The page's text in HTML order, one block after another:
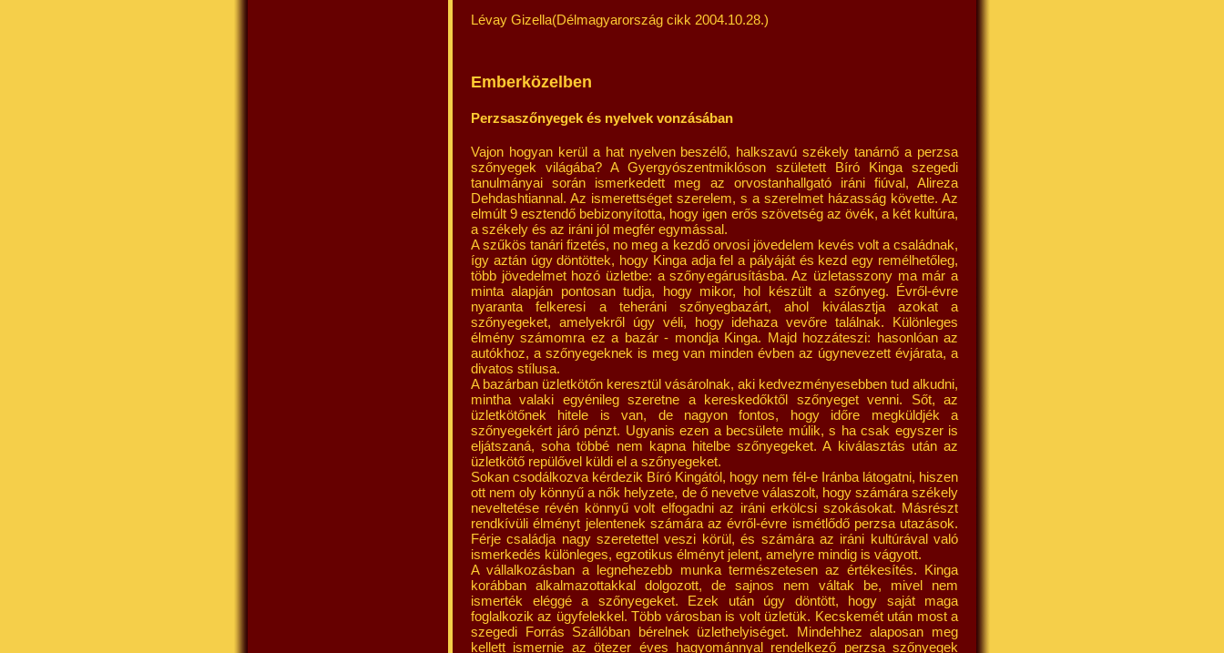
Lévay Gizella(Délmagyarország cikk 2004.10.28.)
Emberközelben
Perzsaszőnyegek és nyelvek vonzásában
Vajon hogyan kerül a hat nyelven beszélő, halkszavú székely tanárnő a perzsa
szőnyegek világába? A Gyergyószentmiklóson született Bíró Kinga szegedi
tanulmányai során ismerkedett meg az orvostanhallgató iráni fiúval, Alireza
Dehdashtiannal. Az ismerettséget szerelem, s a szerelmet házasság követte. Az
elmúlt 9 esztendő bebizonyította, hogy igen erős szövetség az övék, a két kultúra,
a székely és az iráni jól megfér egymással.
A szűkös tanári fizetés, no meg a kezdő orvosi jövedelem kevés volt a családnak,
így aztán úgy döntöttek, hogy Kinga adja fel a pályáját és kezd egy remélhetőleg,
több jövedelmet hozó üzletbe: a szőnyegárusításba. Az üzletasszony ma már a
minta alapján pontosan tudja, hogy mikor, hol készült a szőnyeg. Évről-évre
nyaranta felkeresi a teheráni szőnyegbazárt, ahol kiválasztja azokat a
szőnyegeket, amelyekről úgy véli, hogy idehaza vevőre találnak. Különleges
élmény számomra ez a bazár - mondja Kinga. Majd hozzáteszi: hasonlóan az
autókhoz, a szőnyegeknek is meg van minden évben az úgynevezett évjárata, a
divatos stílusa.
A bazárban üzletkötőn keresztül vásárolnak, aki kedvezményesebben tud alkudni,
mintha valaki egyénileg szeretne a kereskedőktől szőnyeget venni. Sőt, az
üzletkötőnek hitele is van, de nagyon fontos, hogy időre megküldjék a
szőnyegekért járó pénzt. Ugyanis ezen a becsülete múlik, s ha csak egyszer is
eljátszaná, soha többé nem kapna hitelbe szőnyegeket. A kiválasztás után az
üzletkötő repülővel küldi el a szőnyegeket.
Sokan csodálkozva kérdezik Bíró Kingától, hogy nem fél-e Iránba látogatni, hiszen
ott nem oly könnyű a nők helyzete, de ő nevetve válaszolt, hogy számára székely
neveltetése révén könnyű volt elfogadni az iráni erkölcsi szokásokat. Másrészt
rendkívüli élményt jelentenek számára az évről-évre ismétlődő perzsa utazások.
Férje családja nagy szeretettel veszi körül, és számára az iráni kultúrával való
ismerkedés különleges, egzotikus élményt jelent, amelyre mindig is vágyott.
A vállalkozásban a legnehezebb munka természetesen az értékesítés. Kinga
korábban alkalmazottakkal dolgozott, de sajnos nem váltak be, mivel nem
ismerték eléggé a szőnyegeket. Ezek után úgy döntött, hogy saját maga
foglalkozik az ügyfelekkel. Több városban is volt üzletük. Kecskemét után most a
szegedi Forrás Szállóban bérelnek üzlethelyiséget. Mindehhez alaposan meg
kellett ismernie az ötezer éves hagyománnyal rendelkező perzsa szőnyegek